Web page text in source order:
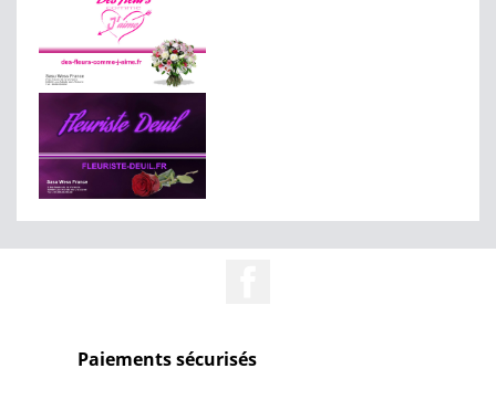
Paiements sécurisés